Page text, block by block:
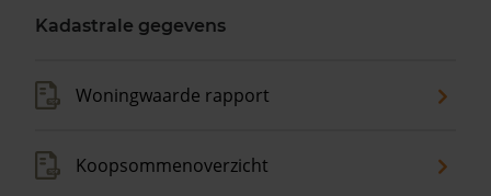
Kadastrale gegevens
Woningwaarde rapport
Koopsommenoverzicht